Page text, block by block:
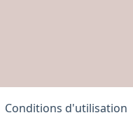
Conditions d'utilisation